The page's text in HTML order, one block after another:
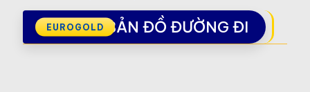
BẢN ĐỒ ĐƯỜNG ĐI